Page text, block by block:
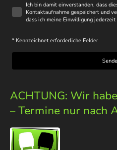
Ich bin damit einverstanden, dass
Kontaktaufnahme gespeichert und
dass ich meine Einwilligung
* Kennzeichnet erforderliche Felder
ACHTUNG: Wir
– Termine nur nach